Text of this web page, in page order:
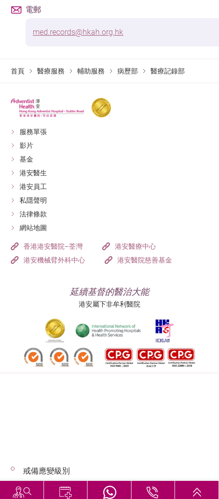
電郵
med.records@hkah.org.hk
首頁 醫療服務 輔助服務 病歷部 醫療記錄部
服務單張
影片
基金
港安醫生
港安員工
私隱聲明
法律條款
網站地圖
香港港安醫院–荃灣
港安醫療中心
港安機械臂外科中心
港安醫院慈善基金
延續基督的醫治大能
港安屬下非牟利醫院
© 2026 版權所有 © 港安醫療 保留一切權利
戒備應變級別
惡劣天氣下的診症安排